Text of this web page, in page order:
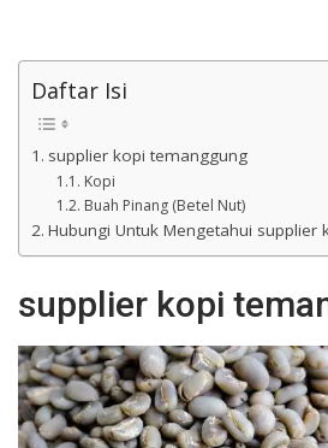
Daftar Isi
supplier kopi temanggung
Kopi
Buah Pinang (Betel Nut)
Hubungi Untuk Mengetahui supplier
supplier kopi